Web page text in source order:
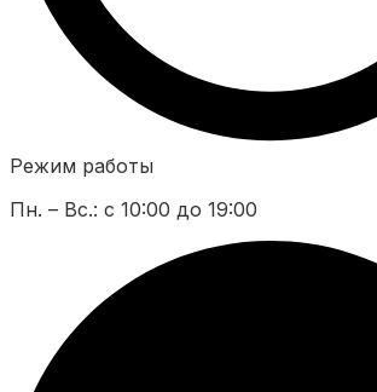
Режим работы
Пн. – Вс.: с 10:00 до 19:00